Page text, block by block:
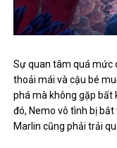
Sự quan tâm quá mức
thoải mái và cậu bé
phá mà không gặp bất
đó, Nemo vô tình bị
Marlin cũng phải trải